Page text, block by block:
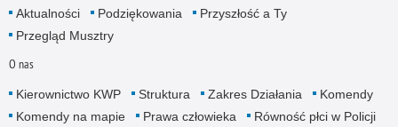
Aktualności Podziękowania
Przyszłość a Ty
Przegląd Musztry
O nas
Kierownictwo KWP Struktura Zakres Działania
Komendy
Komendy na mapie
Prawa człowieka Równość płci w Policji